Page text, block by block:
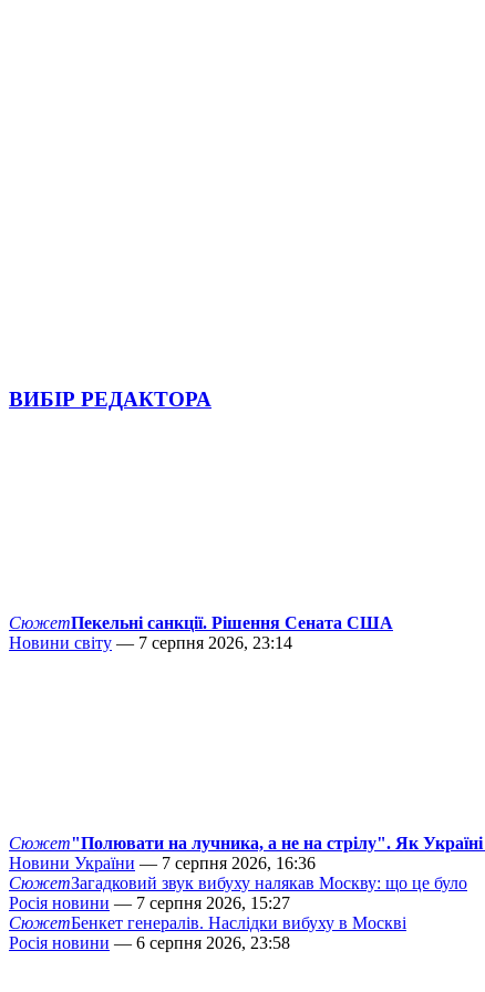
ВИБІР РЕДАКТОРА
СюжетПекельні санкції. Рішення Сената США
Новини світу — 7 серпня 2026, 23:14
Сюжет"Полювати на лучника, а не на стрілу". Як Україні
Новини України — 7 серпня 2026, 16:36
СюжетЗагадковий звук вибуху налякав Москву: що це було
Росія новини — 7 серпня 2026, 15:27
СюжетБенкет генералів. Наслідки вибуху в Москві
Росія новини — 6 серпня 2026, 23:58